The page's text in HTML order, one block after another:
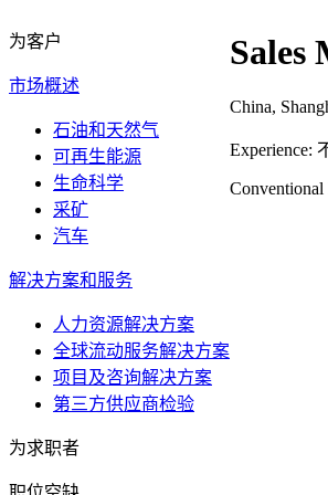
为客户
市场概述
石油和天然气
可再生能源
生命科学
采矿
汽车
解决方案和服务
人力资源解决方案
全球流动服务解决方案
项目及咨询解决方案
第三方供应商检验
为求职者
Sales
China,
Experience:
Conventional